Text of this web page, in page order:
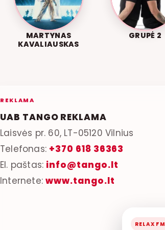
MARTYNAS
KAVALIAUSKAS
GRUPĖ 2
REKLAMA
UAB TANGO REKLAMA
Laisvės pr. 60, LT-05120 Vilnius
Telefonas: +370 618 36363
El. paštas: info@tango.lt
Internete:www.tango.lt
RELAX FM